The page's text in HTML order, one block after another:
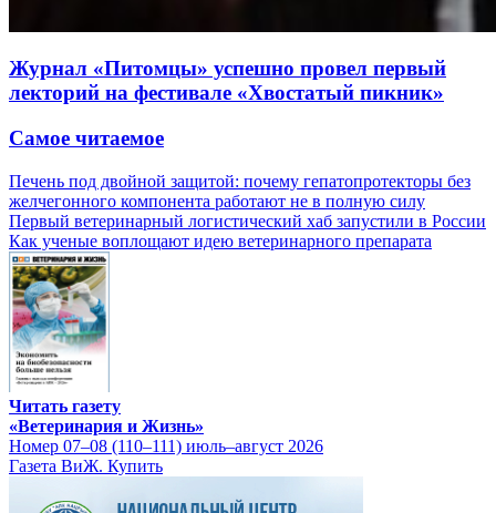
Журнал «Питомцы» успешно провел первый
лекторий на фестивале «Хвостатый пикник»
Самое читаемое
Печень под двойной защитой: почему гепатопротекторы без
желчегонного компонента работают не в полную силу
Первый ветеринарный логистический хаб запустили в России
Как ученые воплощают идею ветеринарного препарата
Читать газету
«Ветеринария и Жизнь»
Номер 07–08 (110–111) июль–август 2026
Газета ВиЖ. Купить